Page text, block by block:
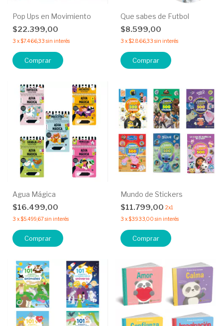
Pop Ups en Movimiento
$22.399,00
3 x$7.466,33 sin interés
Comprar
Que sabes de Futbol
$8.599,00
3 x$2.866,33 sin interés
Comprar
Agua Mágica
$16.499,00
3 x$5.499,67sin interés
Comprar
Mundo de Stickers
$11.799,00 2x1
3 x$3.933,00 sin interés
Comprar